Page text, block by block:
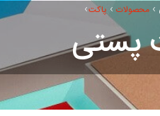
› محصولات › پاکت›
پستی